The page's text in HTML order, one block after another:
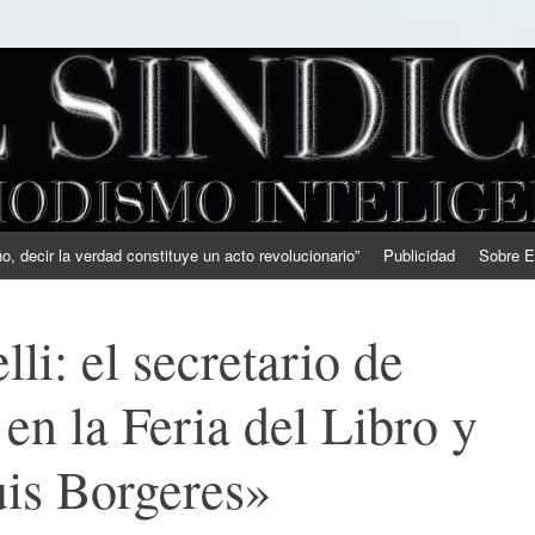
decir la verdad constituye un acto revolucionario” Publicidad Sobre
el secretario de
la Feria del Libro y
Borgeres»